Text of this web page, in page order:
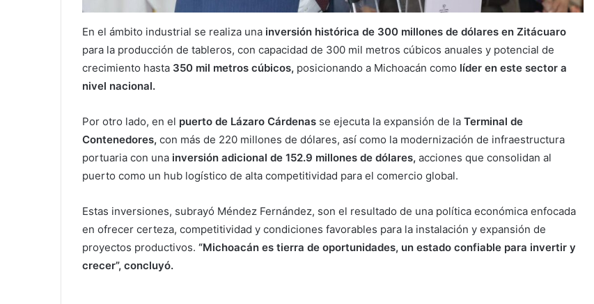
En el ámbito industrial se realiza una inversión histórica de 300 millones de dólares en Zitácuaro
para la producción de tableros, con capacidad de 300 mil metros cúbicos anuales y potencial de
crecimiento hasta 350 mil metros cúbicos, posicionando a Michoacán como líder en este sector a
nivel nacional.
Por otro lado, en el puerto de Lázaro Cárdenas se ejecuta la expansión de la Terminal de
Contenedores, con más de 220 millones de dólares, así como la modernización de infraestructura
portuaria con una inversión adicional de 152.9 millones de dólares, acciones que consolidan al
puerto como un hub logístico de alta competitividad para el comercio global.
Estas inversiones, subrayó Méndez Fernández, son el resultado de una política económica enfocada
en ofrecer certeza, competitividad y condiciones favorables para la instalación y expansión de
proyectos productivos. “Michoacán es tierra de oportunidades, un estado confiable para invertir y
crecer”, concluyó.